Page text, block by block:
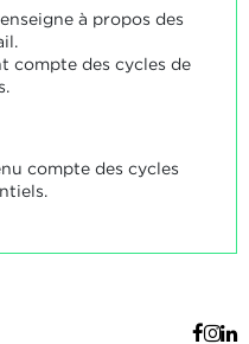
à propos des
compte des cycles de
compte des cycles